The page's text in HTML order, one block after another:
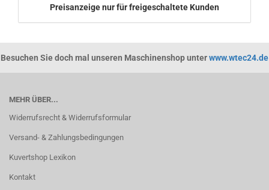
Preisanzeige nur für freigeschaltete Kunden
Besuchen Sie doch mal unseren Maschinenshop unterwww.wtec24.de
MEHR ÜBER...
Widerrufsrecht & Widerrufsformular
Versand- & Zahlungsbedingungen
Kuvertshop Lexikon
Kontakt